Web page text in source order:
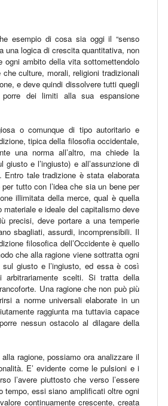
esempio di cosa sia oggi il “senso
una logica di crescita quantitativa, non
ambito della vita sottomettendolo
culture, morali, religioni tradizionali
e deve quindi dissolvere tutti quegli
dei limiti alla sua espansione
o comunque di tipo autoritario e
tipica della filosofia occidentale,
una norma all’altro, ma chiede la
e l’ingiusto) e all’assunzione di
tale tradizione è stata elaborata
tutto con l’idea che sia un bene per
illimitata della merce, qual è quella
e ideale del capitalismo deve
precisi, deve portare a una temperie
sbagliati, assurdi, incomprensibili. Il
filosofica dell’Occidente è quello
che alla ragione viene sottratta ogni
giusto e l’ingiusto, ed essa è così
arbitrariamente scelti. Si tratta della
Una ragione che non può più
a norme universali elaborate in un
raggiunta ma tuttavia capace
nessun ostacolo al dilagare della
ragione, possiamo ora analizzare il
E’ evidente come le pulsioni e i
l’avere piuttosto che verso l’essere
tempo, essi siano amplificati oltre ogni
continuamente crescente, creata